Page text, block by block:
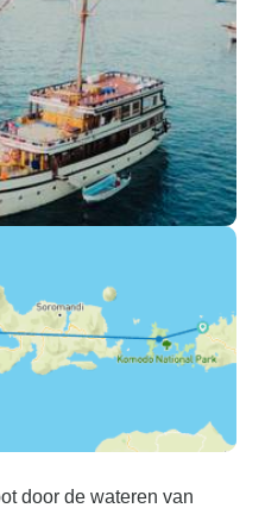
door de wateren van